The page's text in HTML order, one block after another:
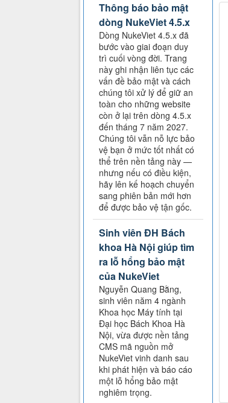
Thông báo bảo mật
dòng NukeViet 4.5.x
Dòng NukeViet 4.5.x đã
bước vào giai đoạn duy
trì cuối vòng đời. Trang
này ghi nhận liên tục các
vấn đề bảo mật và cách
chúng tôi xử lý để giữ an
toàn cho những website
còn ở lại trên dòng 4.5.x
đến tháng 7 năm 2027.
Chúng tôi vẫn nỗ lực bảo
vệ bạn ở mức tốt nhất có
thể trên nền tảng này —
nhưng nếu có điều kiện,
hãy lên kế hoạch chuyển
sang phiên bản mới hơn
để được bảo vệ tận gốc.
Sinh viên ĐH Bách
khoa Hà Nội giúp tìm
ra lỗ hổng bảo mật
của NukeViet
Nguyễn Quang Bằng,
sinh viên năm 4 ngành
Khoa học Máy tính tại
Đại học Bách Khoa Hà
Nội, vừa được nền tảng
CMS mã nguồn mở
NukeViet vinh danh sau
khi phát hiện và báo cáo
một lỗ hổng bảo mật
nghiêm trọng.